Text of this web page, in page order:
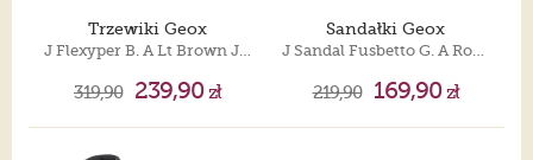
Trzewiki Geox
J Flexyper B. A Lt Brown J369BA 0CLFU C6002
319,90 239,90zł
Sandałki Geox
J Sandal Fusbetto G. A Royal/Navy J45HQA 000BC C4227
219,90 169,90zł